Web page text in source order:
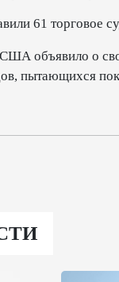
61 торговое
объявило о
пытающихся